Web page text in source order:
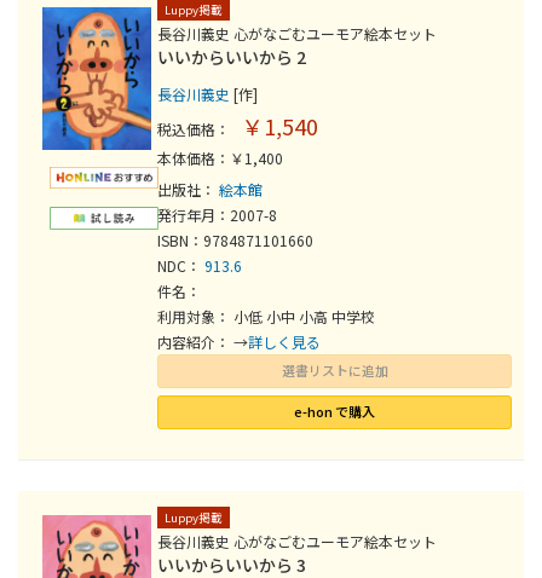
Luppy掲載
長谷川義史 心がなごむユーモア絵本セット
いいからいいから 2
長谷川義史 [作]
税込価格：
￥1,540
本体価格：￥1,400
出版社： 絵本館
発行年月：2007-8
ISBN：9784871101660
NDC： 913.6
件名：
利用対象： 小低 小中 小高 中学校
内容紹介： →詳しく見る
選書リストに追加
e-hon で購入
Luppy掲載
長谷川義史 心がなごむユーモア絵本セット
いいからいいから 3